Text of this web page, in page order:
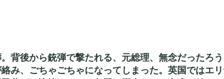
背後から銃弾で撃たれる、元総理、無念だったろう
み、ごちゃごちゃになってしまった。英国ではエ